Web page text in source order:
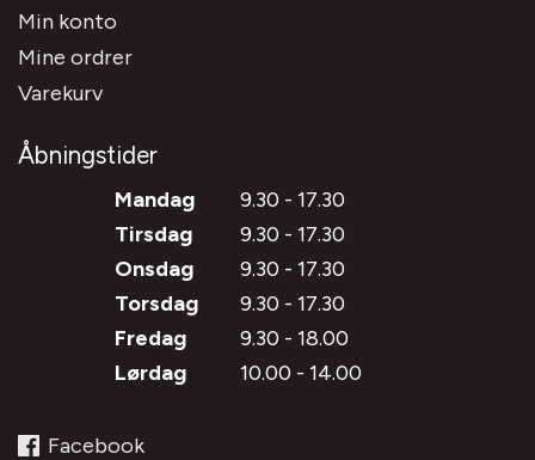
Min konto
Mine ordrer
Varekurv
Åbningstider
Mandag
9.30 - 17.30
Tirsdag
9.30 - 17.30
Onsdag
9.30 - 17.30
Torsdag
9.30 - 17.30
Fredag
9.30 - 18.00
Lørdag
10.00 - 14.00
Facebook